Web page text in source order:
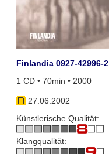
Finlandia 0927-42996-2
1 CD • 70min • 2000
27.06.2002
Künstlerische Qualität:
Klangqualität: